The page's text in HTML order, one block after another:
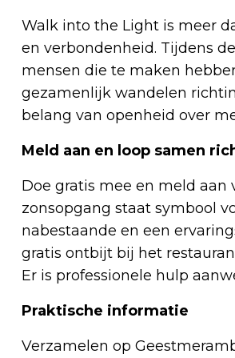
Walk into the Light is meer
en verbondenheid. Tijdens
mensen die te maken
gezamenlijk wandelen
belang van openheid over
Meld aan en loop samen
Doe gratis mee en meld
zonsopgang staat symbool
nabestaande en een
gratis ontbijt bij het
Er is professionele hulp
Praktische informatie
Verzamelen op